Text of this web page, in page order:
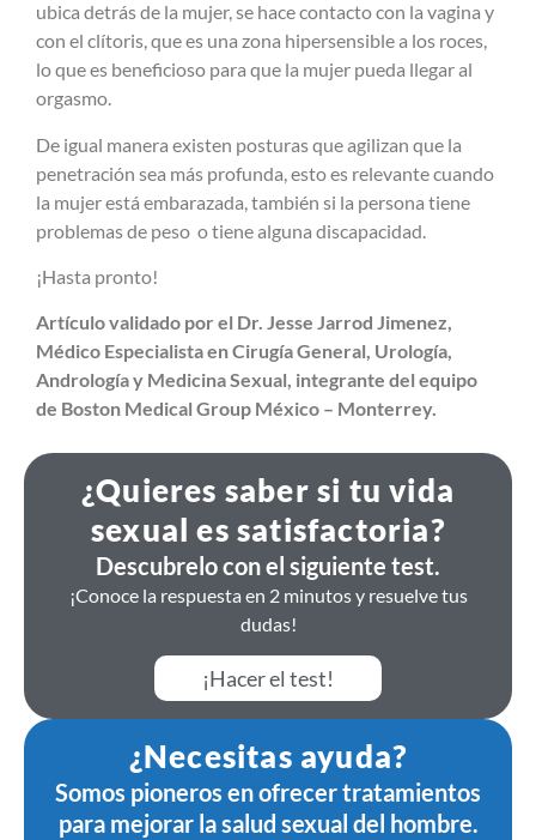
ubica detrás de la mujer, se hace contacto con la vagina y
con el clítoris, que es una zona hipersensible a los roces,
lo que es beneficioso para que la mujer pueda llegar al
orgasmo.
De igual manera existen posturas que agilizan que la
penetración sea más profunda, esto es relevante cuando
la mujer está embarazada, también si la persona tiene
problemas de peso o tiene alguna discapacidad.
¡Hasta pronto!
Artículo validado por el Dr. Jesse Jarrod Jimenez,
Médico Especialista en Cirugía General, Urología,
Andrología y Medicina Sexual, integrante del equipo
de Boston Medical Group México – Monterrey.
¿Quieres saber si tu vida
sexual es satisfactoria?
Descubrelo con el siguiente test.
¡Conoce la respuesta en 2 minutos y resuelve tus
dudas!
¡Hacer el test!
¿Necesitas ayuda?
Somos pioneros en ofrecer tratamientos
para mejorar la salud sexual del hombre.